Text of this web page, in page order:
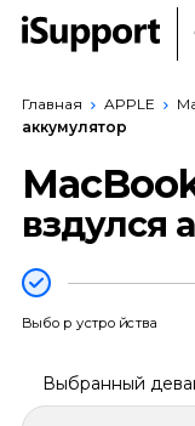
Главная APPLE
аккумулятор
вздулся
Выбор устройства
Выбранный